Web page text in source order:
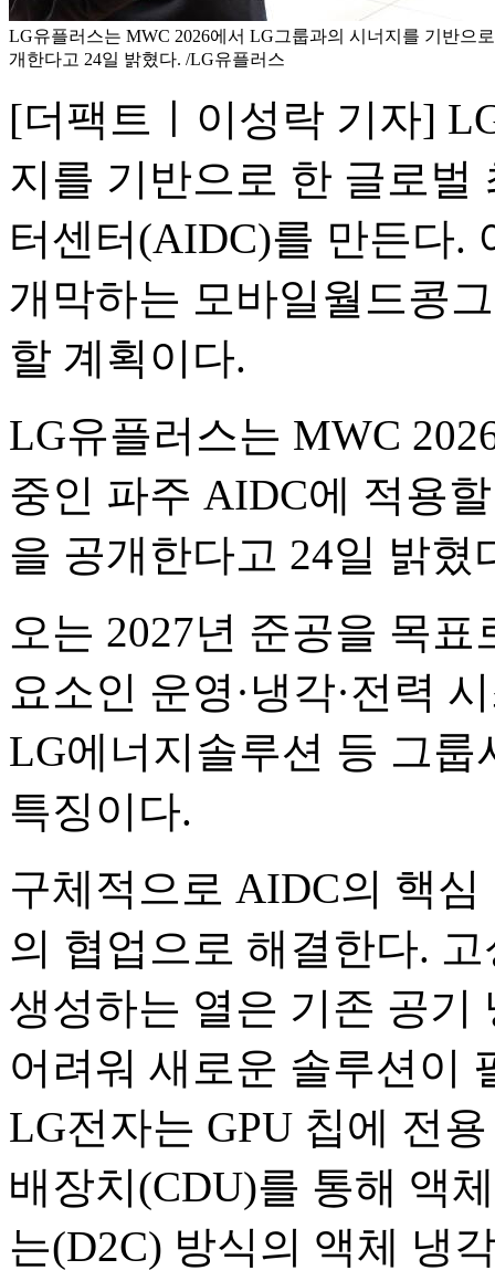
LG유플러스는 MWC 2026에서 LG그룹과의 시너지를 기반으
개한다고 24일 밝혔다. /LG유플러스
[더팩트ㅣ이성락 기자]
지를 기반으로 한 글로
터센터(AIDC)를 만든다.
개막하는 모바일월드콩
할 계획이다.
LG유플러스는 MWC
중인 파주 AIDC에 적용
을 공개한다고 24일 밝혔
오는 2027년 준공을 목
요소인 운영·냉각·전력
LG에너지솔루션 등 그
특징이다.
구체적으로 AIDC의 핵
의 협업으로 해결한다.
생성하는 열은 기존 공기
어려워 새로운 솔루션이
LG전자는 GPU 칩에 전
배장치(CDU)를 통해 액
는(D2C) 방식의 액체 냉